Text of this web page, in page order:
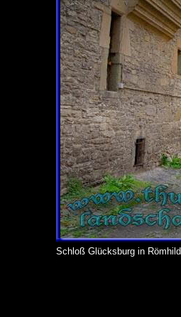
Schloß Glücksburg in Römhild